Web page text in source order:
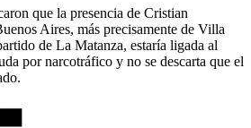
que la presencia de Cristian
Aires, más precisamente de Villa
de La Matanza, estaría ligada al
por narcotráfico y no se descarta que el